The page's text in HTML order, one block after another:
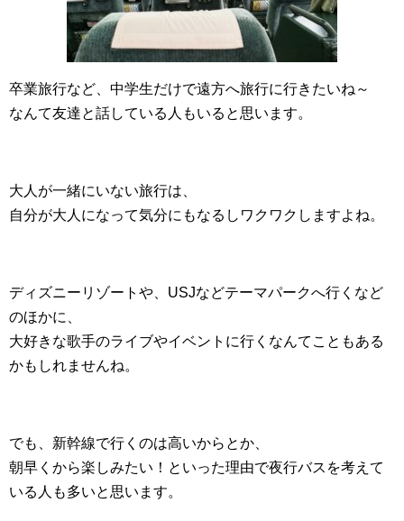
卒業旅行など、中学生だけで遠方へ旅行に行きたいね～
なんて友達と話している人もいると思います。
大人が一緒にいない旅行は、
自分が大人になって気分にもなるしワクワクしますよね。
ディズニーリゾートや、USJなどテーマパークへ行くなど
のほかに、
大好きな歌手のライブやイベントに行くなんてこともある
かもしれませんね。
でも、新幹線で行くのは高いからとか、
朝早くから楽しみたい！といった理由で夜行バスを考えて
いる人も多いと思います。